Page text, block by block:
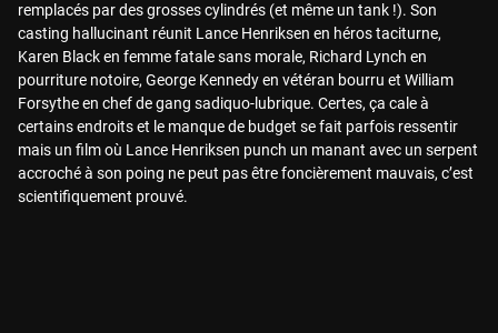
remplacés par des grosses cylindrés (et même un tank !). Son
casting hallucinant réunit Lance Henriksen en héros taciturne,
Karen Black en femme fatale sans morale, Richard Lynch en
pourriture notoire, George Kennedy en vétéran bourru et William
Forsythe en chef de gang sadiquo-lubrique. Certes, ça cale à
certains endroits et le manque de budget se fait parfois ressentir
mais un film où Lance Henriksen punch un manant avec un serpent
accroché à son poing ne peut pas être foncièrement mauvais, c’est
scientifiquement prouvé.